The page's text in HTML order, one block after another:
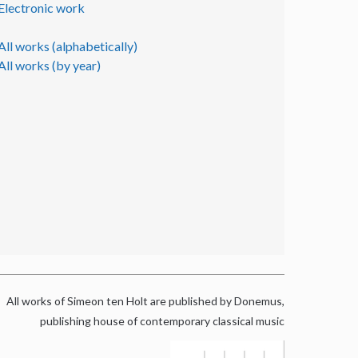
work
works (alphabetically)
works (by year)
All works of Simeon ten Holt are published by Donemus,
publishing house of contemporary classical music